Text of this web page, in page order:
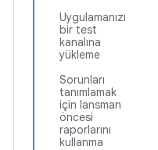
Uygulamanızı
bir test
kanalına
yükleme
Sorunları
tanımlamak
için lansman
öncesi
raporlarını
kullanma